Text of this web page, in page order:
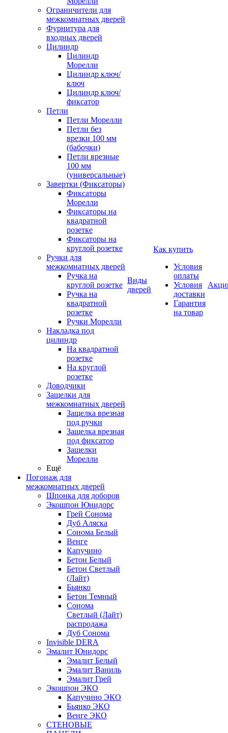
Ограничители для
межкомнатных дверей
Фурнитура для
входных дверей
Цилиндр
Цилиндр
Морелли
Цилиндр ключ/
ключ
Цилиндр ключ/
фиксатор
Петли
Петли Морелли
Петли без
врезки 100 мм
(бабочки)
Петли врезные
100 мм
(универсальные)
Завертки (Фиксаторы)
Фиксаторы
Морелли
Фиксаторы на
квадратной
розетке
Фиксаторы на
круглой розетке
Ручки для
межкомнатных дверей
Ручка на
круглой розетке
Ручка на
квадратной
розетке
Ручки Морелли
Накладка под
цилиндр
На квадратной
розетке
На круглой
розетке
Доводчики
Защелки для
межкомнатных дверей
Защелка врезная
под ручки
Защелка врезная
под фиксатор
Защелки
Морелли
Ещё
Погонаж для
межкомнатных дверей
Шпонка для доборов
Экошпон Юнидорс
Грей Сонома
Дуб Аляска
Сонома Белый
Венге
Капучино
Бетон Белый
Бетон Светлый
(Лайт)
Бьянко
Бетон Темный
Сонома
Светлый (Лайт)
распродажа
Дуб Сонома
Invisible DERA
Эмалит Юнидорс
Эмалит Белый
Эмалит Ваниль
Эмалит Грей
Экошпон ЭКО
Капучино ЭКО
Бьянко ЭКО
Венге ЭКО
СТЕНОВЫЕ
Виды
дверей
Как купить
Условия
оплаты
Условия
доставки
Гарантия
на товар